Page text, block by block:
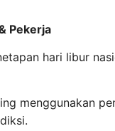
Pekerja
hari libur
menggunakan